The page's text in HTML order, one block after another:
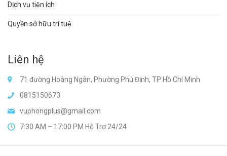
Dịch vụ tiện ích
Quyền sở hữu trí tuệ
Liên hệ
71 đường Hoàng Ngân, Phường Phú Định, TP Hồ Chí Minh
0815150673
vuphongplus@gmail.com
7:30 AM – 17:00 PM Hỗ Trợ 24/24